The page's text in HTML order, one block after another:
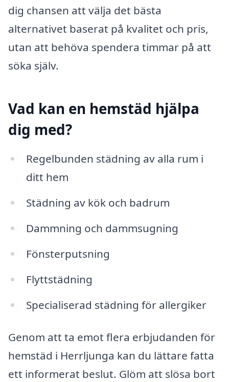
dig chansen att välja det bästa
alternativet baserat på kvalitet och pris,
utan att behöva spendera timmar på att
söka själv.
Vad kan en hemstäd hjälpa
dig med?
Regelbunden städning av alla rum i
ditt hem
Städning av kök och badrum
Dammning och dammsugning
Fönsterputsning
Flyttstädning
Specialiserad städning för allergiker
Genom att ta emot flera erbjudanden för
hemstäd i Herrljunga kan du lättare fatta
ett informerat beslut. Glöm att slösa bort